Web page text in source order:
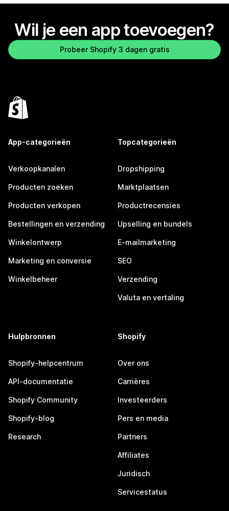
Wil je een app toevoegen?
Probeer Shopify 3 dagen gratis
App-categorieën
Verkoopkanalen
Producten zoeken
Producten verkopen
Bestellingen en verzending
Winkelontwerp
Marketing en conversie
Winkelbeheer
Topcategorieën
Dropshipping
Marktplaatsen
Productrecensies
Upselling en bundels
E-mailmarketing
SEO
Verzending
Valuta en vertaling
Hulpbronnen
Shopify-helpcentrum
API-documentatie
Shopify Community
Shopify-blog
Research
Shopify
Over ons
Carrières
Investeerders
Pers en media
Partners
Affiliates
Juridisch
Servicestatus